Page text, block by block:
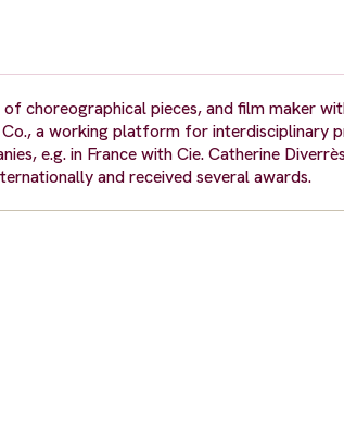
choreographical pieces, and film maker
a working platform for interdisciplinary
e.g. in France with Cie. Catherine
and received several awards.